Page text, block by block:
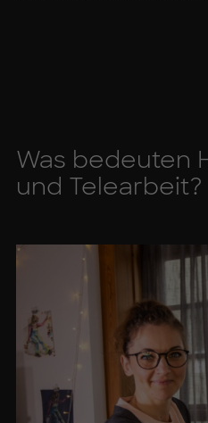
Was be­deu­ten
und Te­le­ar­beit?